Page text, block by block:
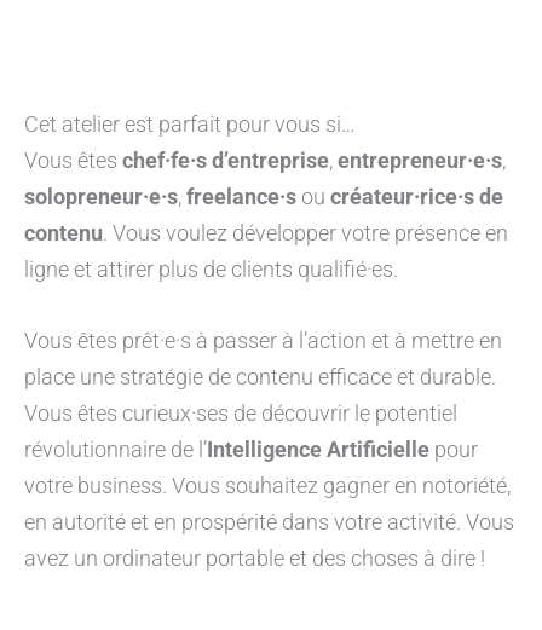
Cet atelier est parfait pour vous si…
Vous êtes chef·fe·s d’entreprise,entrepreneur·e·s,
solopreneur·e·s,freelance·s ou créateur·rice·s de
contenu. Vous voulez développer votre présence en
ligne et attirer plus de clients qualifié·es.
Vous êtes prêt·e·s à passer à l’action et à mettre en
place une stratégie de contenu efficace et durable.
Vous êtes curieux·ses de découvrir le potentiel
révolutionnaire de l’Intelligence Artificielle pour
votre business. Vous souhaitez gagner en notoriété,
en autorité et en prospérité dans votre activité. Vous
avez un ordinateur portable et des choses à dire !